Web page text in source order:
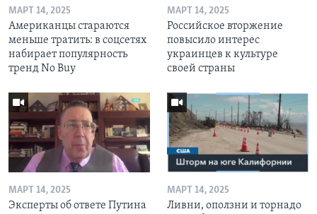
МАРТ 14, 2025
Американцы стараются
меньше тратить: в соцсетях
набирает популярность
тренд No Buy
МАРТ 14, 2025
Российское вторжение
повысило интерес
украинцев к культуре
своей страны
МАРТ 14, 2025
Эксперты об ответе Путина
МАРТ 14, 2025
Ливни, оползни и торнадо